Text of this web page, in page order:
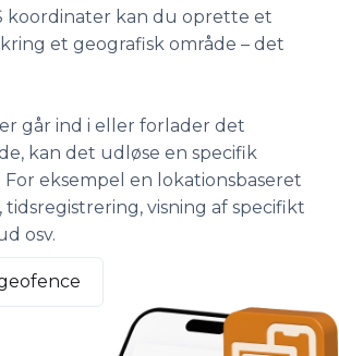
koordinater kan du oprette et
et geografisk område – det
går ind i eller forlader det
kan det udløse en specifik
For eksempel en lokationsbaseret
visning af specifikt
osv.